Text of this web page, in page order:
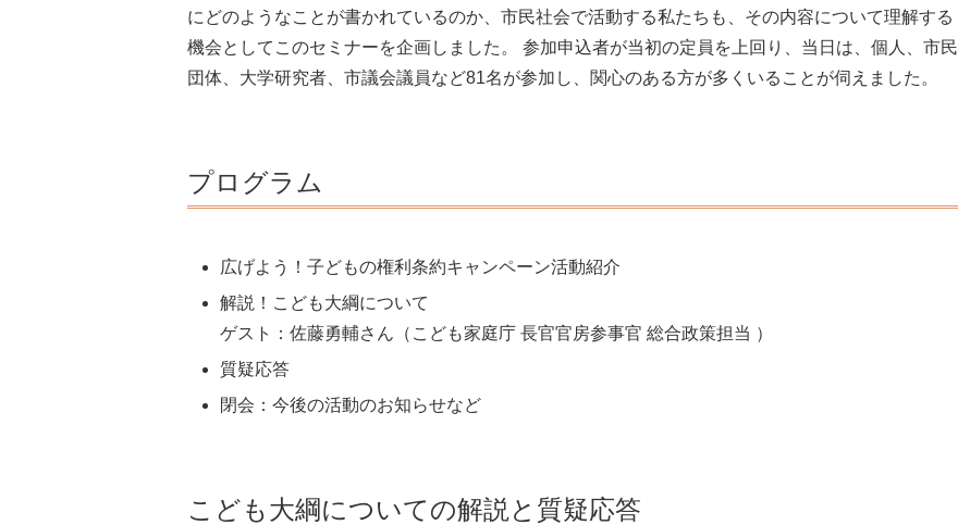
にどのようなことが書かれているのか、市民社会で活動する私たちも、その内容について理解する
機会としてこのセミナーを企画しました。 参加申込者が当初の定員を上回り、当日は、個人、市民
団体、大学研究者、市議会議員など81名が参加し、関心のある方が多くいることが伺えました。
プログラム
広げよう！子どもの権利条約キャンペーン活動紹介
解説！こども大綱について
ゲスト：佐藤勇輔さん（こども家庭庁 長官官房参事官 総合政策担当 ）
質疑応答
閉会：今後の活動のお知らせなど
こども大綱についての解説と質疑応答